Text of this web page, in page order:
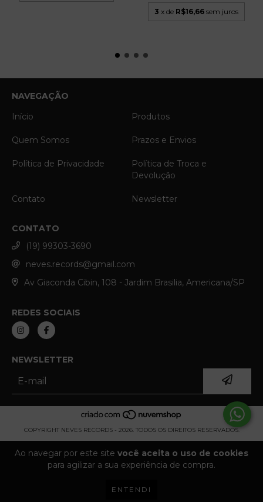
Ao navegar por este site você aceita o uso de cookies
para agilizar a sua experiência de compra.
ENTENDI
3 x de R$16,66 sem juros
NAVEGAÇÃO
Início
Produtos
Quem Somos Prazos e Envios
Política de Privacidade
Política de Troca e
Devolução
Contato Newsletter
CONTATO
(19) 99303-3690
neves.records@gmail.com
Av Giaconda Cibin, 108 - Jardim Brasilia, Americana/SP
REDES SOCIAIS
NEWSLETTER
COPYRIGHT NEVES RECORDS - 2026. TODOS OS DIREITOS RESERVADOS.